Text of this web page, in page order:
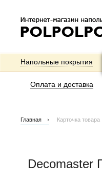
Напольные покрытия
Оплата и доставка
Главная Карточка товара
Decomaster